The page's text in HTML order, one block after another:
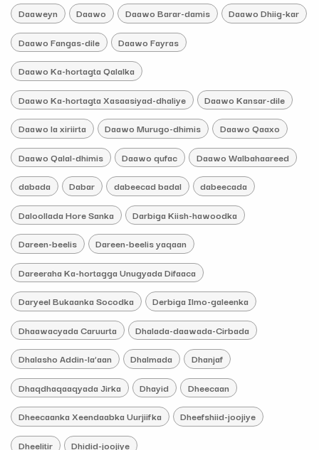
Daaweyn Daawo Daawo Barar-damis Daawo Dhiig-kar
Daawo Fangas-dile Daawo Fayras
Daawo Ka-hortagta Qalalka
Daawo Ka-hortagta Xasaasiyad-dhaliye Daawo Kansar-dile
Daawo la xiriirta Daawo Murugo-dhimis Daawo Qaaxo
Daawo Qalal-dhimis Daawo qufac Daawo Walbahaareed
dabada Dabar dabeecad badal dabeecada
Daloollada Hore Sanka Darbiga Kiish-hawoodka
Dareen-beelis Dareen-beelis yaqaan
Dareeraha Ka-hortagga Unugyada Difaaca
Daryeel Bukaanka Socodka Derbiga Ilmo-galeenka
Dhaawacyada Caruurta Dhalada-daawada-Cirbada
Dhalasho Addin-la’aan Dhalmada Dhanjaf
Dhaqdhaqaaqyada Jirka Dhayid Dheecaan
Dheecaanka Xeendaabka Uurjiifka Dheefshiid-joojiye
Dheelitir Dhidid-joojiye